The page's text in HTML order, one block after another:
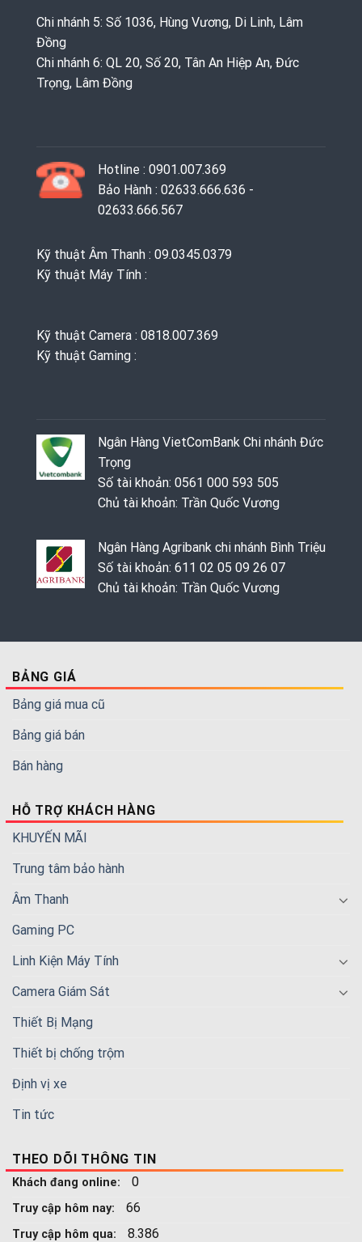
Chi nhánh 5: Số 1036, Hùng Vương, Di Linh, Lâm
Đồng
Chi nhánh 6: QL 20, Số 20, Tân An Hiệp An, Đức
Trọng, Lâm Đồng
Hotline : 0901.007.369
Bảo Hành : 02633.666.636 -
02633.666.567
Kỹ thuật Âm Thanh : 09.0345.0379
Kỹ thuật Máy Tính :
Kỹ thuật Camera : 0818.007.369
Kỹ thuật Gaming ‭: ‬
Ngân Hàng VietComBank Chi nhánh Đức
Trọng
Số tài khoản: 0561 000 593 505
Chủ tài khoản: Trần Quốc Vương
Ngân Hàng Agribank chi nhánh Bình Triệu
Số tài khoản: 611 02 05 09 26 07
Chủ tài khoản: Trần Quốc Vương
BẢNG GIÁ
Bảng giá mua cũ
Bảng giá bán
Bán hàng
HỖ TRỢ KHÁCH HÀNG
KHUYẾN MÃI
Trung tâm bảo hành
Âm Thanh
Gaming PC
Linh Kiện Máy Tính
Camera Giám Sát
Thiết Bị Mạng
Thiết bị chống trộm
Định vị xe
Tin tức
THEO DÕI THÔNG TIN
Khách đang online: 0
Truy cập hôm nay: 66
Truy cập hôm qua: 8.386